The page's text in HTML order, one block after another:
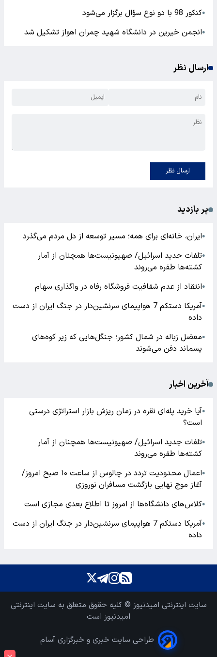
●کنکور 98 با دو نوع سؤال برگزار می‌شود
●انجمن خیرین در دانشگاه شهید چمران اهواز تشکیل شد
ارسال نظر
ارسال نظر
پر بازدید
●ایران، خانه‌ای برای همه؛ مسیر توسعه از دل مردم می‌گذرد
●تلفات جدید اسرائیل/ صهیونیست‌ها همچنان از آمار
کشته‌ها طفره می‌روند
●انتقاد از عدم شفافیت فروشگاه رفاه در واگذاری سهام
●
آمریکا دستکم 7 هواپیمای سرنشین‌دار در جنگ ایران از دست
داده
●معضل زباله در شمال کشور؛ جنگل‌هایی که زیر کوه‌های
پسماند دفن می‌شوند
آخرین اخبار
●آیا خرید پله‌ای نقره در زمان ریزش بازار استراتژی درستی
است؟
●تلفات جدید اسرائیل/ صهیونیست‌ها همچنان از آمار
کشته‌ها طفره می‌روند
●
اعمال محدودیت تردد در چالوس از ساعت ۱۰ صبح امروز/
آغاز موج نهایی بازگشت مسافران نوروزی
●کلاس‌های دانشگاه‌ها از امروز تا اطلاع بعدی مجازی است
●
آمریکا دستکم 7 هواپیمای سرنشین‌دار در جنگ ایران از دست
داده
سایت اینترنتی امیدنیوز © کلیه حقوق متعلق به سایت اینترنتی
امیدنیوز است
طراحی سایت خبری و خبرگزاری آسام